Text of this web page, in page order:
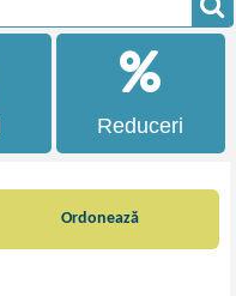
Reduceri
Ordonează